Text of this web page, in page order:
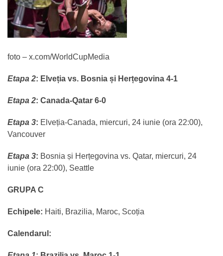
foto – x.com/WorldCupMedia
Etapa 2: Elveția vs. Bosnia și Herțegovina 4-1
Etapa 2: Canada-Qatar 6-0
Etapa 3: Elveția-Canada, miercuri, 24 iunie (ora 22:00),
Vancouver
Etapa 3: Bosnia și Herțegovina vs. Qatar, miercuri, 24
iunie (ora 22:00), Seattle
GRUPA C
Echipele: Haiti, Brazilia, Maroc, Scoția
Calendarul: